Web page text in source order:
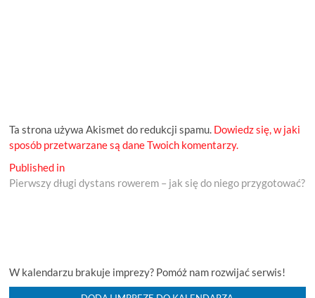
Ta strona używa Akismet do redukcji spamu. Dowiedz się, w jaki
sposób przetwarzane są dane Twoich komentarzy.
Nawigacja
wpisu
Published in
Pierwszy długi dystans rowerem – jak się do niego przygotować?
W kalendarzu brakuje imprezy? Pomóż nam rozwijać serwis!